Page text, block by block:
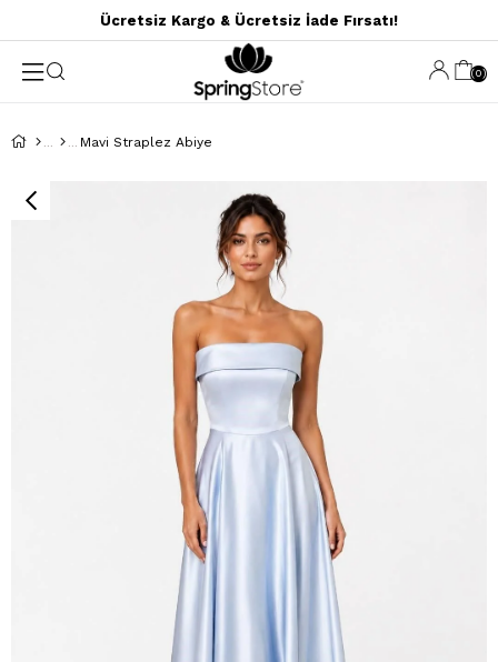
Ücretsiz Kargo & Ücretsiz İade Fırsatı!
0
Mavi Straplez Abiye